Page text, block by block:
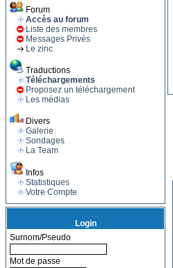
Forum
Accès au forum
Liste des membres
Messages Privés
Le zinc
Traductions
Téléchargements
Proposez un téléchargement
Les médias
Divers
Galerie
Sondages
La Team
Infos
Statistiques
Votre Compte
Login
Surnom/Pseudo
Mot de passe